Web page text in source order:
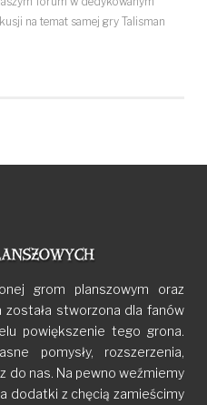
na temat samej gry Talisman
grom planszowym oraz
stworzona dla fanów
powiększenie tego grona.
pomysły, rozszerzenia,
do nas. Na pewno weźmiemy
dodatki z chęcią zamieścimy